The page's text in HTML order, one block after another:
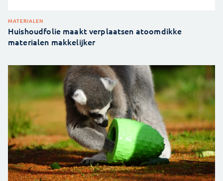
MATERIALEN
Huishoudfolie maakt verplaatsen atoomdikke
materialen makkelijker